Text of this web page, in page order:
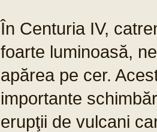
În Centuria IV,
foarte luminoasă,
apărea pe cer.
importante
erupţii de vulcani